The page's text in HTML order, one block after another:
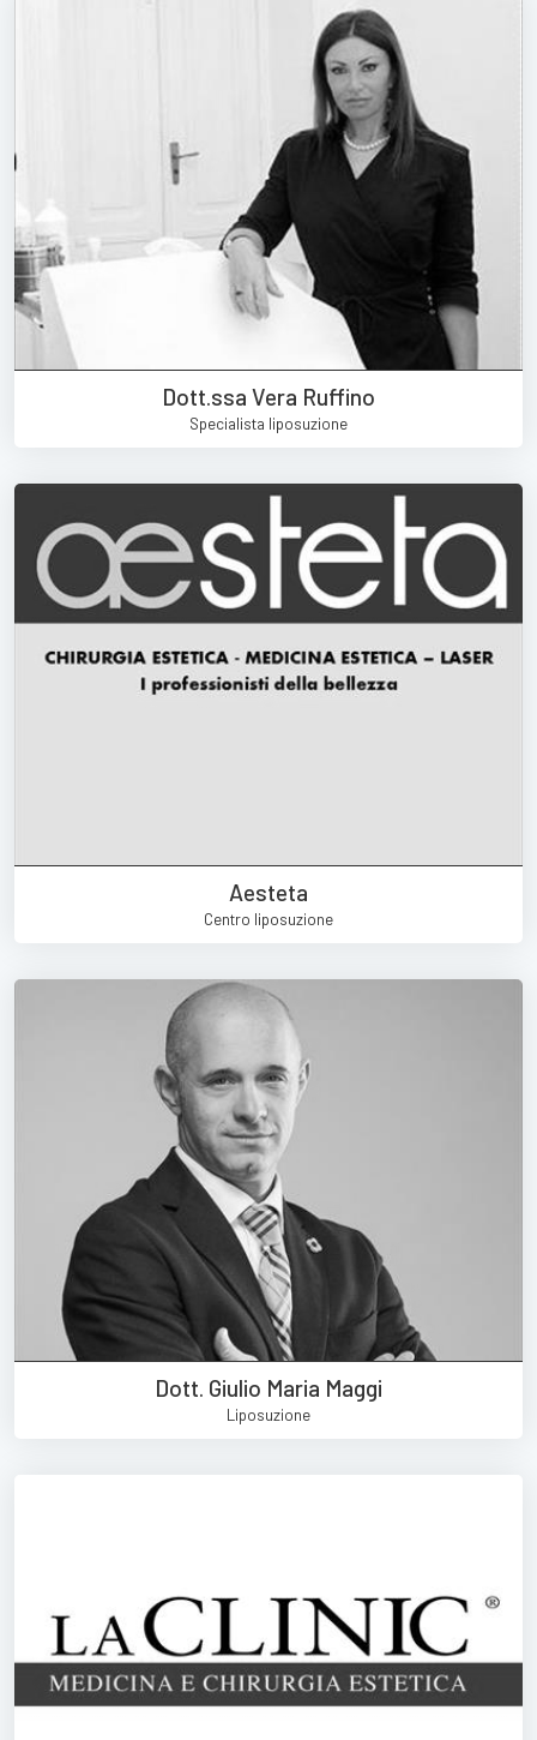
Dott.ssa Vera Ruffino
Specialista liposuzione
Aesteta
Centro liposuzione
Dott. Giulio Maria Maggi
Liposuzione